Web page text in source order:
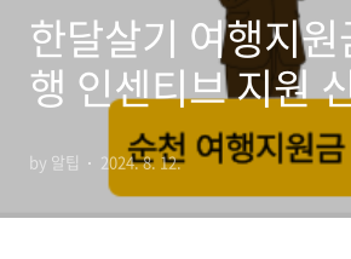
한달살기 여행지
행 인센티브 지원
by 알팁 2024. 8. 12.